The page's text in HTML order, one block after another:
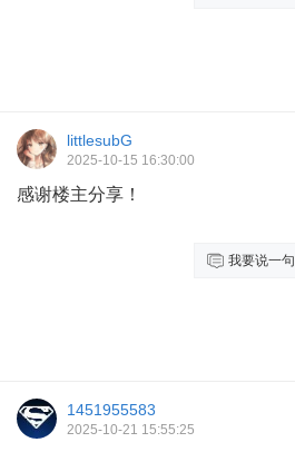
littlesubG
2025-10-15 16:30:00
感谢楼主分享！
我要说一句
1451955583
2025-10-21 15:55:25